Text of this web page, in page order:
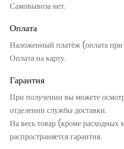
Самовывоза нет.
Оплата
Наложенный платёж (оплата при
Оплата на карту.
Гарантия
При получении вы можете
отделении службы доставки.
На весь товар (кроме расходных
распространяется гарантия.